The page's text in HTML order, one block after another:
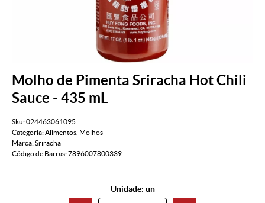
Molho de Pimenta Sriracha Hot Chili
Sauce - 435 mL
Sku:024463061095
Categoria:Alimentos Molhos
Marca:Sriracha
Código de Barras:7896007800339
Unidade: un